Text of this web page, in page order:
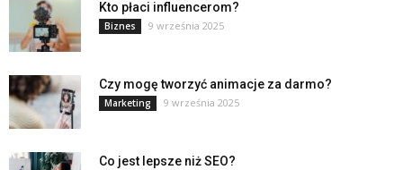
Kto płaci influencerom?
Biznes 9 września 2025
Czy mogę tworzyć animacje za darmo?
Marketing 9 września 2025
Co jest lepsze niż SEO?